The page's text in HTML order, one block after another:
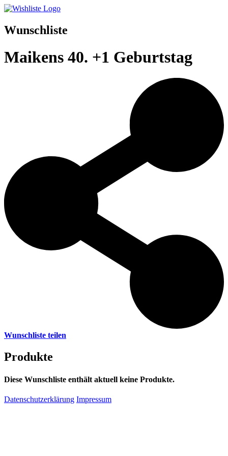
Wunschliste
Maikens 40. +1 Geburtstag
Wunschliste teilen
Produkte
Diese Wunschliste enthält aktuell keine Produkte.
Datenschutzerklärung Impressum